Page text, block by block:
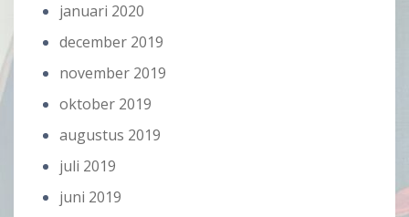
januari 2020
december 2019
november 2019
oktober 2019
augustus 2019
juli 2019
juni 2019